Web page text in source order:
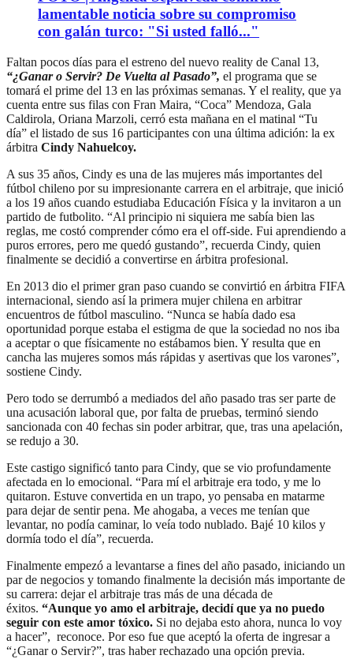
lamentable noticia sobre su compromiso
con galán turco: "Si usted falló..."
Faltan pocos días para el estreno del nuevo reality de Canal 13,
“¿Ganar o Servir? De Vuelta al Pasado”, el programa que se
tomará el prime del 13 en las próximas semanas. Y el reality, que ya
cuenta entre sus filas con Fran Maira, “Coca” Mendoza, Gala
Caldirola, Oriana Marzoli, cerró esta mañana en el matinal “Tu
día” el listado de sus 16 participantes con una última adición: la ex
árbitra Cindy Nahuelcoy.
A sus 35 años, Cindy es una de las mujeres más importantes del
fútbol chileno por su impresionante carrera en el arbitraje, que inició
a los 19 años cuando estudiaba Educación Física y la invitaron a un
partido de futbolito. “Al principio ni siquiera me sabía bien las
reglas, me costó comprender cómo era el off-side. Fui aprendiendo a
puros errores, pero me quedó gustando”, recuerda Cindy, quien
finalmente se decidió a convertirse en árbitra profesional.
En 2013 dio el primer gran paso cuando se convirtió en árbitra FIFA
internacional, siendo así la primera mujer chilena en arbitrar
encuentros de fútbol masculino. “Nunca se había dado esa
oportunidad porque estaba el estigma de que la sociedad no nos iba
a aceptar o que físicamente no estábamos bien. Y resulta que en
cancha las mujeres somos más rápidas y asertivas que los varones”,
sostiene Cindy.
Pero todo se derrumbó a mediados del año pasado tras ser parte de
una acusación laboral que, por falta de pruebas, terminó siendo
sancionada con 40 fechas sin poder arbitrar, que, tras una apelación,
se redujo a 30.
Este castigo significó tanto para Cindy, que se vio profundamente
afectada en lo emocional. “Para mí el arbitraje era todo, y me lo
quitaron. Estuve convertida en un trapo, yo pensaba en matarme
para dejar de sentir pena. Me ahogaba, a veces me tenían que
levantar, no podía caminar, lo veía todo nublado. Bajé 10 kilos y
dormía todo el día”, recuerda.
Finalmente empezó a levantarse a fines del año pasado, iniciando un
par de negocios y tomando finalmente la decisión más importante de
su carrera: dejar el arbitraje tras más de una década de
éxitos. “Aunque yo amo el arbitraje, decidí que ya no puedo
seguir con este amor tóxico. Si no dejaba esto ahora, nunca lo voy
a hacer”, reconoce. Por eso fue que aceptó la oferta de ingresar a
“¿Ganar o Servir?”, tras haber rechazado una opción previa.